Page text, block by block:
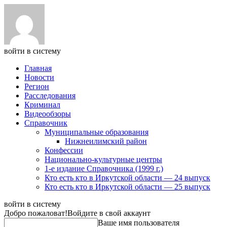
войти в систему
Главная
Новости
Регион
Расследования
Криминал
Видеообзоры
Справочник
Муниципальные образования
Нижнеилимский район
Конфессии
Национально-культурные центры
1-е издание Справочника (1999 г.)
Кто есть кто в Иркутской области — 24 выпуск
Кто есть кто в Иркутской области — 25 выпуск
войти в систему
Добро пожаловат!Войдите в свой аккаунт
Ваше имя пользователя